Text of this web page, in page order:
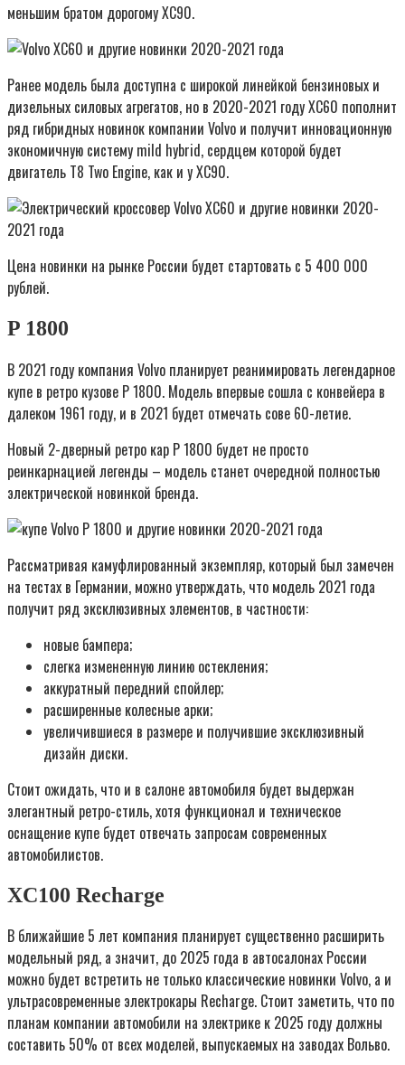
меньшим братом дорогому ХС90.
Ранее модель была доступна с широкой линейкой бензиновых и
дизельных силовых агрегатов, но в 2020-2021 году ХС60 пополнит
ряд гибридных новинок компании Volvo и получит инновационную
экономичную систему mild hybrid, сердцем которой будет
двигатель T8 Two Engine, как и у ХС90.
Цена новинки на рынке России будет стартовать с 5 400 000
рублей.
P 1800
В 2021 году компания Volvo планирует реанимировать легендарное
купе в ретро кузове P 1800. Модель впервые сошла с конвейера в
далеком 1961 году, и в 2021 будет отмечать сове 60-летие.
Новый 2-дверный ретро кар P 1800 будет не просто
реинкарнацией легенды – модель станет очередной полностью
электрической новинкой бренда.
Рассматривая камуфлированный экземпляр, который был замечен
на тестах в Германии, можно утверждать, что модель 2021 года
получит ряд эксклюзивных элементов, в частности:
новые бампера;
слегка измененную линию остекления;
аккуратный передний спойлер;
расширенные колесные арки;
увеличившиеся в размере и получившие эксклюзивный
дизайн диски.
Стоит ожидать, что и в салоне автомобиля будет выдержан
элегантный ретро-стиль, хотя функционал и техническое
оснащение купе будет отвечать запросам современных
автомобилистов.
XC100 Recharge
В ближайшие 5 лет компания планирует существенно расширить
модельный ряд, а значит, до 2025 года в автосалонах России
можно будет встретить не только классические новинки Volvo, а и
ультрасовременные электрокары Recharge. Стоит заметить, что по
планам компании автомобили на электрике к 2025 году должны
составить 50% от всех моделей, выпускаемых на заводах Вольво.